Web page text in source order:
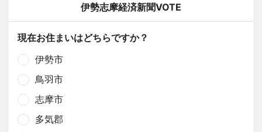
伊勢志摩経済新聞VOTE
現在お住まいはどちらですか？
伊勢市
鳥羽市
志摩市
多気郡